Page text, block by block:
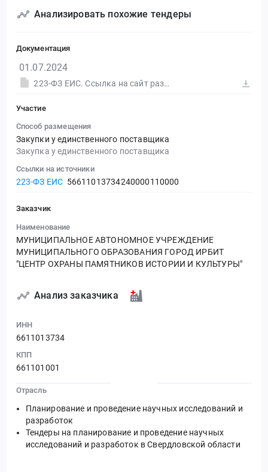
Анализировать похожие тендеры
Документация
01.07.2024
223-ФЗ ЕИС. Ссылка на сайт размещения тендера #30583290364.doc
Участие
Способ размещения
Закупки у единственного поставщика
Закупка у единственного поставщика
Ссылки на источники
223-ФЗ ЕИС 56611013734240000110000
Заказчик
Наименование
МУНИЦИПАЛЬНОЕ АВТОНОМНОЕ УЧРЕЖДЕНИЕ
МУНИЦИПАЛЬНОГО ОБРАЗОВАНИЯ ГОРОД ИРБИТ
"ЦЕНТР ОХРАНЫ ПАМЯТНИКОВ ИСТОРИИ И КУЛЬТУРЫ"
Анализ заказчика
ИНН
6611013734
КПП
661101001
Отрасль
Планирование и проведение научных исследований и
разработок
Тендеры на планирование и проведение научных
исследований и разработок в Свердловской области